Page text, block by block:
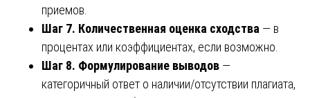
приемов.
Шаг 7. Количественная оценка сходства — в
процентах или коэффициентах, если возможно.
Шаг 8. Формулирование выводов —
категоричный ответ о наличии/отсутствии плагиата,